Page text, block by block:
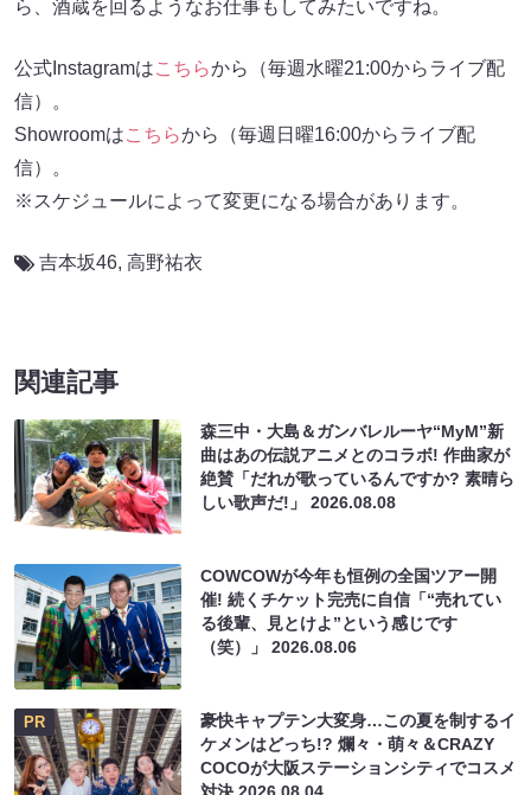
ら、酒蔵を回るようなお仕事もしてみたいですね。
公式Instagramはこちらから（毎週水曜21:00からライブ配
信）。
Showroomはこちらから（毎週日曜16:00からライブ配
信）。
※スケジュールによって変更になる場合があります。
吉本坂46, 高野祐衣
関連記事
森三中・大島＆ガンバレルーヤ“MyM”新
曲はあの伝説アニメとのコラボ! 作曲家が
絶賛「だれが歌っているんですか? 素晴ら
しい歌声だ!」2026.08.08
COWCOWが今年も恒例の全国ツアー開
催! 続くチケット完売に自信「“売れてい
る後輩、見とけよ”という感じです
（笑）」2026.08.06
PR
豪快キャプテン大変身…この夏を制するイ
ケメンはどっち!? 爛々・萌々＆CRAZY
COCOが大阪ステーションシティでコスメ
対決2026.08.04